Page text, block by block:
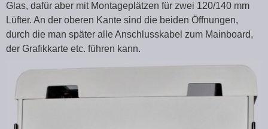
Glas, dafür aber mit Montageplätzen für zwei 120/140 mm
Lüfter. An der oberen Kante sind die beiden Öffnungen,
durch die man später alle Anschlusskabel zum Mainboard,
der Grafikkarte etc. führen kann.